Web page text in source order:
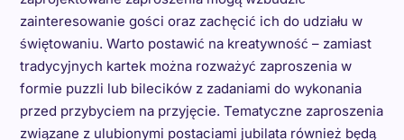
zainteresowanie gości oraz zachęcić ich do udziału w
świętowaniu. Warto postawić na kreatywność – zamiast
tradycyjnych kartek można rozważyć zaproszenia w
formie puzzli lub bilecików z zadaniami do wykonania
przed przybyciem na przyjęcie. Tematyczne zaproszenia
związane z ulubionymi postaciami jubilata również będą